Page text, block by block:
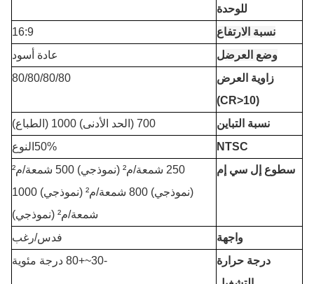
للوحدة
نسبة الارتفاع
16:9
وضع العرضل
عادة أسود
زاوية العرض
(CR>10)
80/80/80/80
نسبة التباين
700 (الحد الأدنى) 1000 (الطباع)
NTSC
50%النوع
سطوع إل سي إم
250 شمعة/م² (نموذجي) 500 شمعة/م²
(نموذجي) 800 شمعة/م² (نموذجي) 1000
شمعة/م² (نموذجي)
واجهة
فدس/رغب
درجة حرارة
-30
~+80 درجة مئوية